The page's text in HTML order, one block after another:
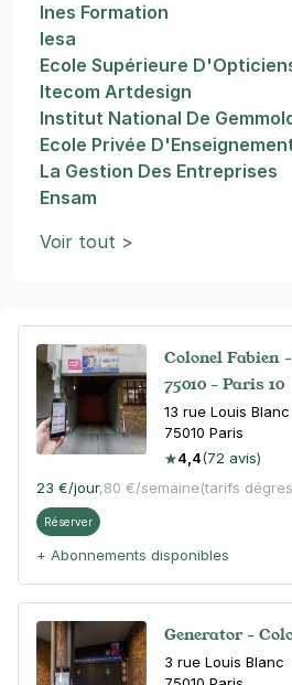
Colonel Fabien
75010 - Paris 10
13 rue Louis Blanc
75010 Paris
4,4(72 avis)
23 €/jour,80 €/semaine(tarifs
Réserver
+ Abonnements disponibles
Generator -
3 rue Louis Blanc
Ines Formation
Iesa
Ecole Supérieure
Itecom Artdesign
Institut National De
Ecole Privée
La Gestion Des Entreprises
Ensam
Voir tout >